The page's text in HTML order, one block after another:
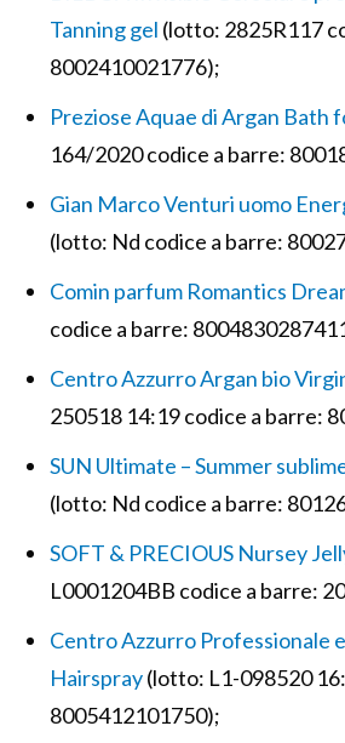
Tanning gel (lotto: 2825R117
8002410021776);
Preziose Aquae di Argan Bath
164/2020 codice a barre:
Gian Marco Venturi uomo
(lotto: Nd codice a barre:
Comin parfum Romantics
codice a barre:
Centro Azzurro Argan bio
250518 14:19 codice a barre:
SUN Ultimate – Summer
(lotto: Nd codice a barre:
SOFT & PRECIOUS Nursey
L0001204BB codice a barre:
Centro Azzurro Professionale
Hairspray(lotto: L1-098520
8005412101750);